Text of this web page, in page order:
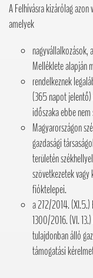
A Felhívásra kizárólag
amelyek
nagyvállalkozások,
Melléklete alapján
rendelkeznek
(365 napot jelentő)
időszaka ebbe
Magyarországon
gazdasági
területén
szövetkezetek
fióktelepei.
a 272/2014. (XI.5.)
1300/2016. (VI.
tulajdonban álló
támogatási